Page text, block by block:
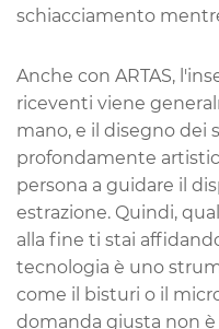
schiacciamento
Anche con ARTAS,
riceventi viene
mano, e il disegno
profondamente
persona a guidare il
estrazione. Quindi,
alla fine ti stai
tecnologia è uno
come il bisturi o il
domanda giusta non